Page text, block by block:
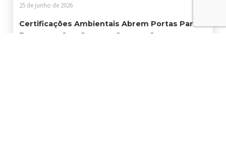
25 de junho de 2026
Certificações Ambientais Abrem Portas Para
Empresas Que Querem Crescer Com